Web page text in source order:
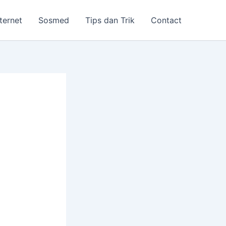
Sosmed Tips dan Trik Contact